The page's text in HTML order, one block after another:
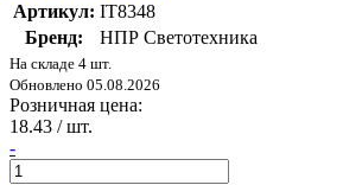
Артикул: IT8348
Бренд:
НПР Светотехника
На складе 4 шт.
Обновлено 05.08.2026
Розничная цена:
18.43 / шт.
-